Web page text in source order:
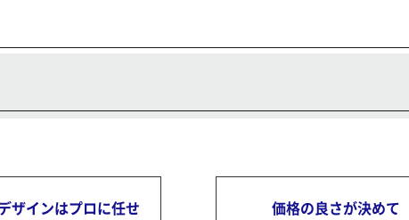
ザインはプロに任せ
価格の良さが決めて